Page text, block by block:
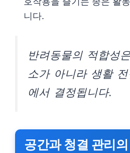
니다.
반려동물의 적합성
소가 아니라 생활
에서 결정됩니다.
공간과 청결 관리